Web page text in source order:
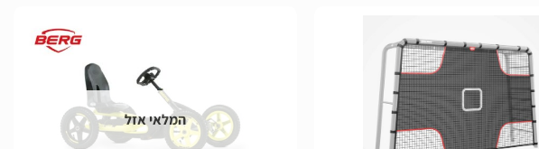
המלאי אזל